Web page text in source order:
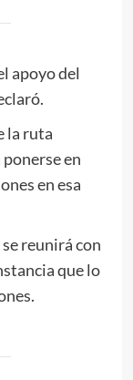
apoyo del
la ruta
en
en esa
reunirá con
que lo